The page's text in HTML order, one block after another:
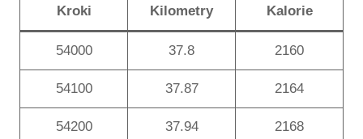
Kroki Kilometry Kalorie
54000 37.8 2160
54100 37.87 2164
54200 37.94 2168